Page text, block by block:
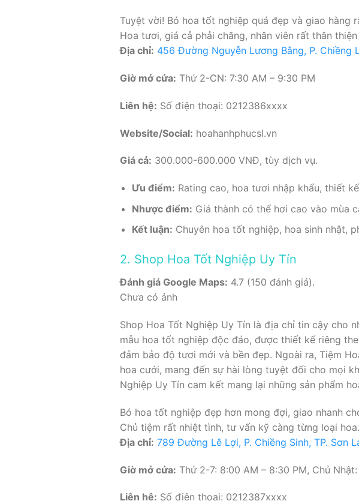
Tuyệt vời! Bó hoa tốt nghiệp quá đẹp và giao hàng
Hoa tươi, giá cả phải chăng, nhân viên rất thân
Địa chỉ: 456 Đường Nguyễn Lương Bằng, P. Chiềng
Giờ mở cửa: Thứ 2-CN: 7:30 AM – 9:30 PM
Liên hệ: Số điện thoại: 0212386xxxx
Website/Social: hoahanhphucsl.vn
Giá cả: 300.000-600.000 VNĐ, tùy dịch vụ.
Ưu điểm: Rating cao, hoa tươi nhập khẩu, thiết
Nhược điểm: Giá thành có thể hơi cao vào mùa
Kết luận: Chuyên hoa tốt nghiệp, hoa sinh nhật,
2. Shop Hoa Tốt Nghiệp Uy Tín
Đánh giá Google Maps: 4.7 (150 đánh giá).
Chưa có ảnh
Shop Hoa Tốt Nghiệp Uy Tín là địa chỉ tin cậy cho
mẫu hoa tốt nghiệp độc đáo, được thiết kế riêng
đảm bảo độ tươi mới và bền đẹp. Ngoài ra, Tiệm
hoa cưới, mang đến sự hài lòng tuyệt đối cho mọi
Nghiệp Uy Tín cam kết mang lại những sản phẩm
Bó hoa tốt nghiệp đẹp hơn mong đợi, giao nhanh
Chủ tiệm rất nhiệt tình, tư vấn kỹ càng từng loại
Địa chỉ: 789 Đường Lê Lợi, P. Chiềng Sinh, TP. Sơn
Giờ mở cửa: Thứ 2-7: 8:00 AM – 8:30 PM, Chủ
Liên hệ: Số điện thoại: 0212387xxxx